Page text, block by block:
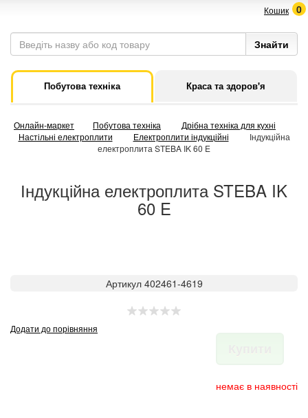
Кошик 0
Побутова техніка Краса та здоров'я
Онлайн-маркет Побутова техніка
Дрібна техніка для кухні
Настільні електроплити
Електроплити індукційні
Індукційна
електроплита STEBA IK 60 E
Індукційна електроплита STEBA IK
60 E
Артикул 402461-4619
Додати до порівняння
немає в наявності